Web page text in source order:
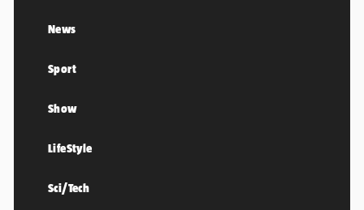
News
Sport
Show
LifeStyle
Sci/Tech